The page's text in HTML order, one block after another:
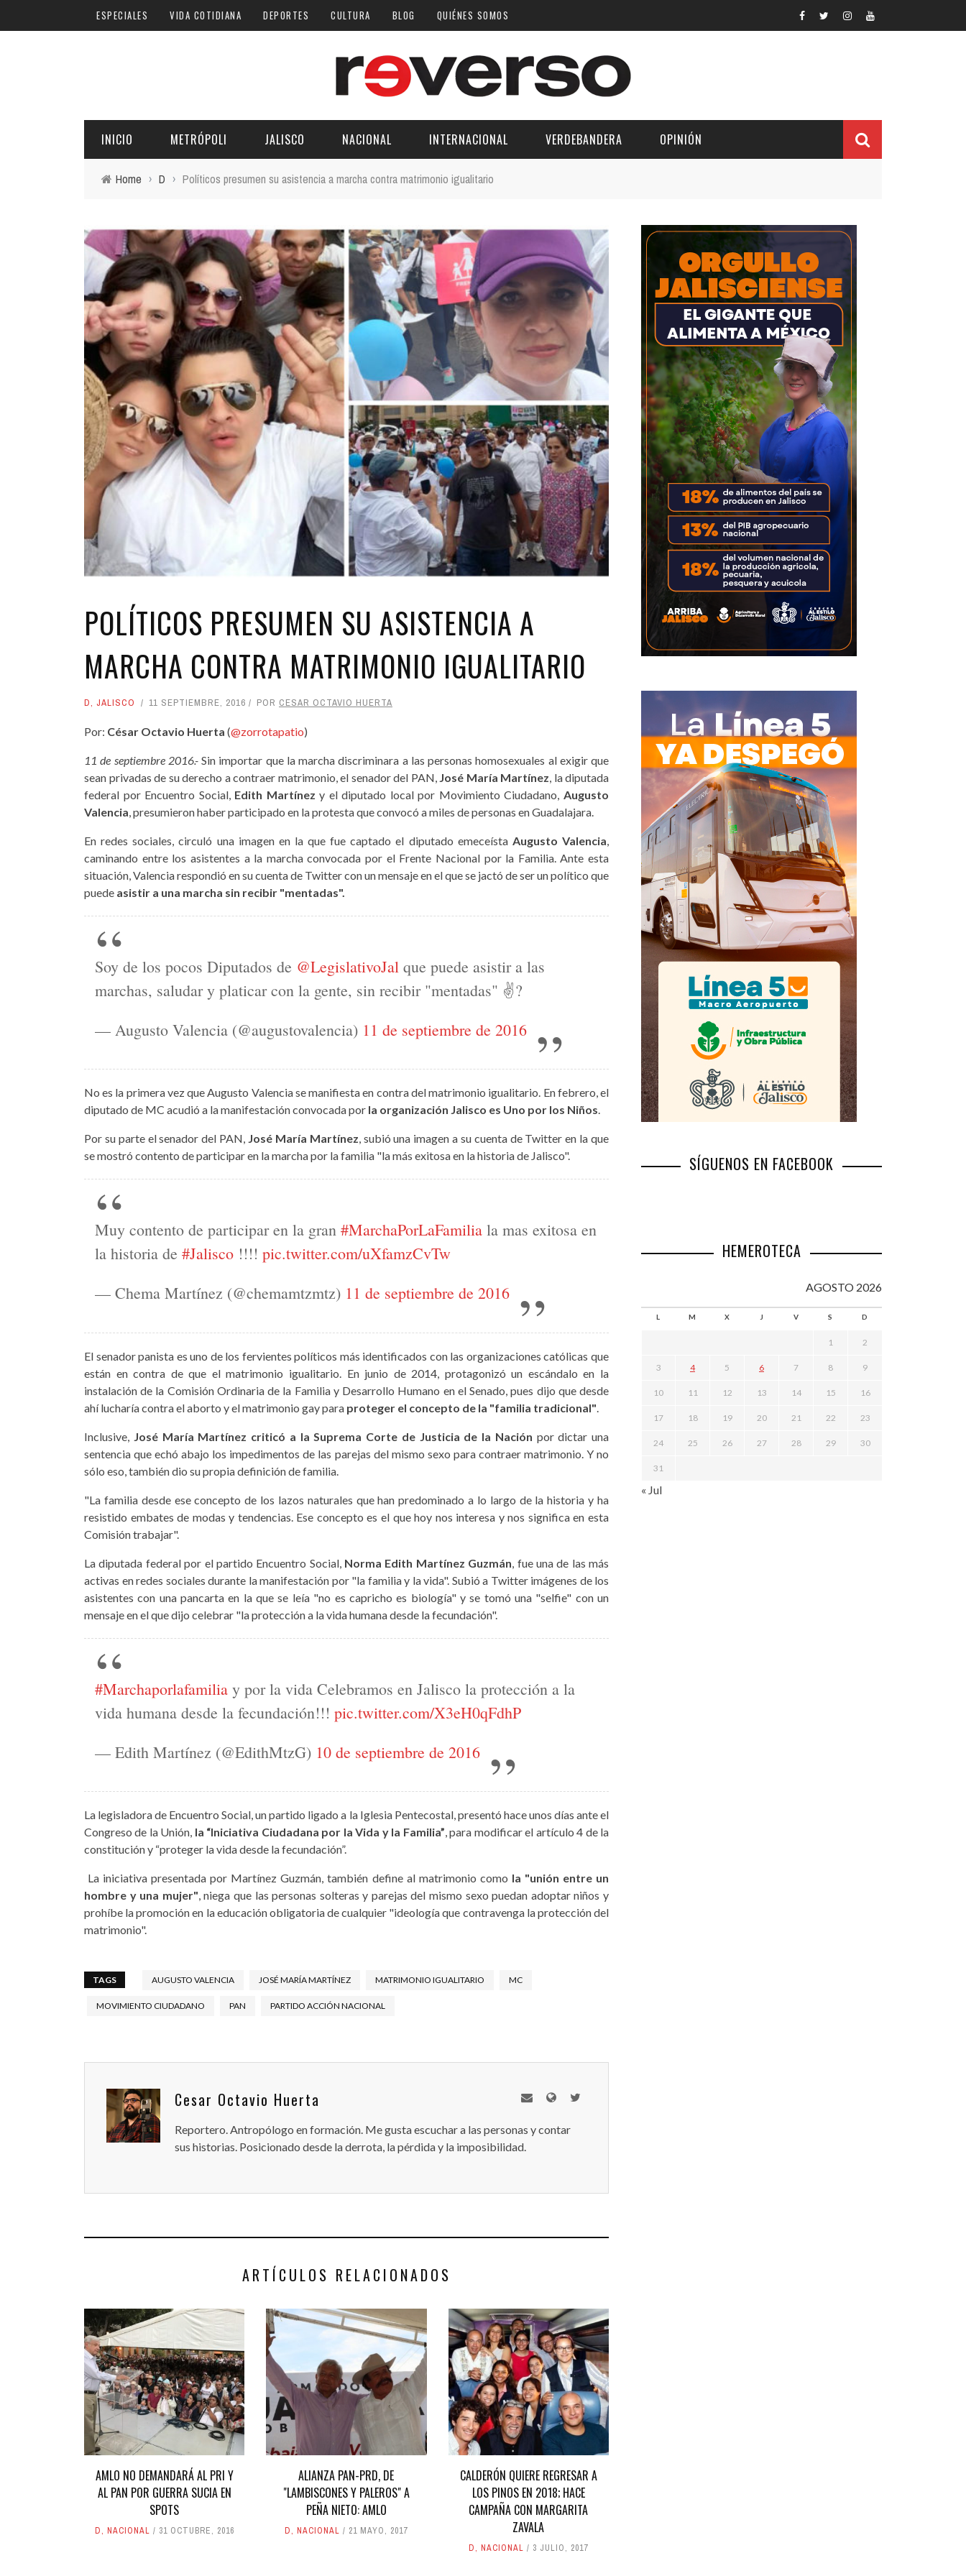
ESPECIALES VIDA COTIDIANA DEPORTES CULTURA BLOG QUIÉNES SOMOS
INICIO METRÓPOLI JALISCO NACIONAL INTERNACIONAL VERDEBANDERA OPINIÓN
Home › D › Políticos presumen su asistencia a marcha contra matrimonio igualitario
POLÍTICOS PRESUMEN SU ASISTENCIA A
MARCHA CONTRA MATRIMONIO IGUALITARIO
D, JALISCO 11 SEPTIEMBRE, 2016 POR CESAR OCTAVIO HUERTA
Por: César Octavio Huerta (@zorrotapatio)
11 de septiembre 2016.-Sin importar que la marcha discriminara a las personas homosexuales al exigir que
sean privadas de su derecho a contraer matrimonio, el senador del PAN, José María Martínez , la diputada
federal por Encuentro Social, Edith Martínezy el diputado local por Movimiento Ciudadano, Augusto
Valencia , presumieron haber participado en la protesta que convocó a miles de personas en Guadalajara.
En redes sociales, circuló una imagen en la que fue captado el diputado emeceístaAugusto Valencia
caminando entre los asistentes a la marcha convocada por el Frente Nacional por la Familia. Ante esta
situación, Valencia respondió en su cuenta de Twitter con un mensaje en el que se jactó de ser un político que
puede asistir a una marcha sin recibir "mentadas".
Soy de los pocos Diputados de @LegislativoJal que puede asistir a las
marchas, saludar y platicar con la gente, sin recibir "mentadas" ✌?️
— Augusto Valencia (@augustovalencia) 11 de septiembre de 2016
No es la primera vez que Augusto Valencia se manifiesta en contra del matrimonio igualitario. En febrero, el
diputado de MC acudió a la manifestación convocada por la organización Jalisco es Uno por los Niños.
Por su parte el senador del PAN, José María Martínez, subió una imagen a su cuenta de Twitter en la que
se mostró contento de participar en la marcha por la familia "la más exitosa en la historia de Jalisco".
Muy contento de participar en la gran #MarchaPorLaFamilia la mas exitosa en
la historia de #Jalisco !!!! pic.twitter.com/uXfamzCvTw
— Chema Martínez (@chemamtzmtz) 11 de septiembre de 2016
El senador panista es uno de los fervientes políticos más identificados con las organizaciones católicas que
están en contra de que el matrimonio igualitario. En junio de 2014, protagonizó un escándalo en la
instalación de la Comisión Ordinaria de la Familia y Desarrollo Humano en el Senado, pues dijo que desde
ahí lucharía contra el aborto y el matrimonio gay para proteger el concepto de la "familia tradicional"
Inclusive, José María Martínez criticó a la Suprema Corte de Justicia de la Nación por dictar una
sentencia que echó abajo los impedimentos de las parejas del mismo sexo para contraer matrimonio. Y no
sólo eso, también dio su propia definición de familia.
"La familia desde ese concepto de los lazos naturales que han predominado a lo largo de la historia y ha
resistido embates de modas y tendencias. Ese concepto es el que hoy nos interesa y nos significa en esta
Comisión trabajar".
La diputada federal por el partido Encuentro Social, Norma Edith Martínez Guzmán , fue una de las más
activas en redes sociales durante la manifestación por "la familia y la vida". Subió a Twitter imágenes de los
asistentes con una pancarta en la que se leía "no es capricho es biología" y se tomó una "selfie" con un
mensaje en el que dijo celebrar "la protección a la vida humana desde la fecundación".
#Marchaporlafamilia y por la vida Celebramos en Jalisco la protección a la
vida humana desde la fecundación!!! pic.twitter.com/X3eH0qFdhP
— Edith Martínez (@EdithMtzG) 10 de septiembre de 2016
La legisladora de Encuentro Social, un partido ligado a la Iglesia Pentecostal, presentó hace unos días ante el
Congreso de la Unión, la “Iniciativa Ciudadana por la Vida y la Familia”, para modificar el artículo 4 de la
constitución y “proteger la vida desde la fecundación”.
La iniciativa presentada por Martínez Guzmán, también define al matrimonio como la "unión entre un
hombre y una mujer", niega que las personas solteras y parejas del mismo sexo puedan adoptar niños y
prohíbe la promoción en la educación obligatoria de cualquier "ideología que contravenga la protección del
matrimonio".
TAGS AUGUSTO VALENCIA JOSÉ MARÍA MARTÍNEZ MATRIMONIO IGUALITARIO MC
MOVIMIENTO CIUDADANO PAN PARTIDO ACCIÓN NACIONAL
Cesar Octavio Huerta
Reportero. Antropólogo en formación. Me gusta escuchar a las personas y contar
sus historias. Posicionado desde la derrota, la pérdida y la imposibilidad.
ARTÍCULOS RELACIONADOS
AMLO NO DEMANDARÁ AL PRI Y
AL PAN POR GUERRA SUCIA EN
SPOTS
D, NACIONAL 31 OCTUBRE, 2016
ALIANZA PAN-PRD, DE
"LAMBISCONES Y PALEROS" A
PEÑA NIETO: AMLO
D, NACIONAL 21 MAYO, 2017
CALDERÓN QUIERE REGRESAR A
LOS PINOS EN 2018; HACE
CAMPAÑA CON MARGARITA
ZAVALA
D, NACIONAL 3 JULIO, 2017
SÍGUENOS EN FACEBOOK
HEMEROTECA
AGOSTO 2026
L M X J V S D
1 2
3 4 5 6 7 8 9
10 11 12 13 14 15 16
17 18 19 20 21 22 23
24 25 26 27 28 29 30
31
« Jul